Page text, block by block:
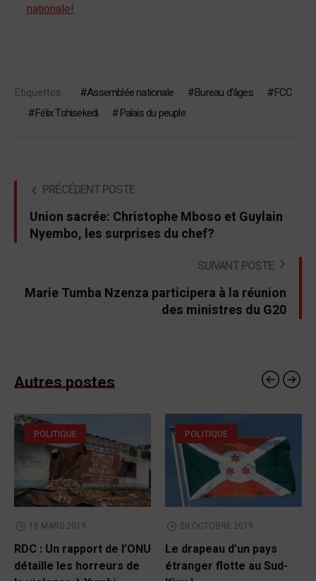
nationale!
Étiquettes : Assemblée nationale Bureau d'âges
FCC
Félix Tshisekedi
Palais du peuple
PRÉCÉDENT POSTE
Union sacrée: Christophe Mboso et Guylain
Nyembo, les surprises du chef?
SUIVANT POSTE
Marie Tumba Nzenza participera à la réunion
des ministres du G20
Autres postes
POLITIQUE
15 MARS 2019
RDC : Un rapport de l’ONU
détaille les horreurs de
POLITIQUE
20 OCTOBRE 2019
Le drapeau d’un pays
étranger flotte au Sud-